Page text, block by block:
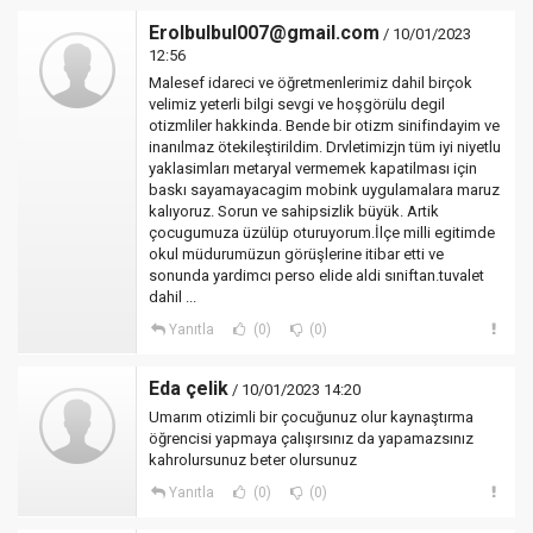
Erolbulbul007@gmail.com / 10/01/2023
12:56
Malesef idareci ve öğretmenlerimiz dahil birçok
velimiz yeterli bilgi sevgi ve hoşgörülu degil
otizmliler hakkinda. Bende bir otizm sinifindayim ve
inanılmaz ötekileştirildim. Drvletimizjn tüm iyi niyetlu
yaklasimları metaryal vermemek kapatilması için
baskı sayamayacagim mobink uygulamalara maruz
kalıyoruz. Sorun ve sahipsizlik büyük. Artik
çocugumuza üzülüp oturuyorum.İlçe milli egitimde
okul müdurumüzun görüşlerine itibar etti ve
sonunda yardimcı perso elide aldi sıniftan.tuvalet
dahil ...
Yanıtla (0) (0)
Eda çelik / 10/01/2023 14:20
Umarım otizimli bir çocuğunuz olur kaynaştırma
öğrencisi yapmaya çalışırsınız da yapamazsınız
kahrolursunuz beter olursunuz
Yanıtla (0) (0)